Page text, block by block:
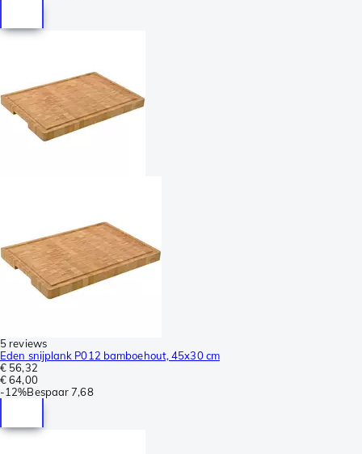
5 reviews
Eden snijplank P012 bamboehout, 45x30 cm
€ 56,32
€ 64,00
-12%Bespaar 7,68